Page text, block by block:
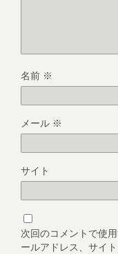
名前 ※
メール ※
サイト
次回のコメントで使
ールアドレス、サイト